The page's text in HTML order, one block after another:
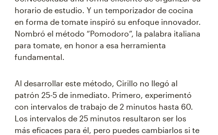
horario de estudio. Y un temporizador de cocina
en forma de tomate inspiró su enfoque innovador.
Nombró el método “Pomodoro”, la palabra italiana
para tomate, en honor a esa herramienta
fundamental.
Al desarrollar este método, Cirillo no llegó al
patrón 25-5 de inmediato. Primero, experimentó
con intervalos de trabajo de 2 minutos hasta 60.
Los intervalos de 25 minutos resultaron ser los
más eficaces para él, pero puedes cambiarlos si te